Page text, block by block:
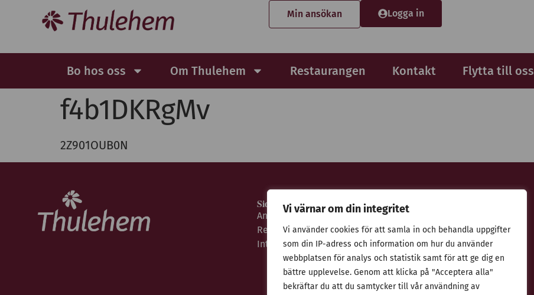
Vi värnar om din integritet
Vi använder cookies för att samla in och behandla uppgifter
som din IP-adress och information om hur du använder
webbplatsen för analys och statistik samt för att ge dig en
bättre upplevelse. Genom att klicka på "Acceptera alla"
bekräftar du att du samtycker till vår användning av
Min ansökan Logga in
Bo hos oss Om Thulehem Restaurangen Kontakt Flytta till oss
f4b1DKRgMv
2Z901OUB0N
Sidor
Ansökan
Restaurangen
Integritetspolicy
Adress
Stiftelsen Thulehem i Lund
Thulehemsvägen 40
224 67 Lund